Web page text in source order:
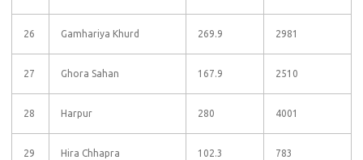
26 Gamhariya Khurd 269.9 2981
27 Ghora Sahan 167.9 2510
28 Harpur 280 4001
29 Hira Chhapra 102.3 783